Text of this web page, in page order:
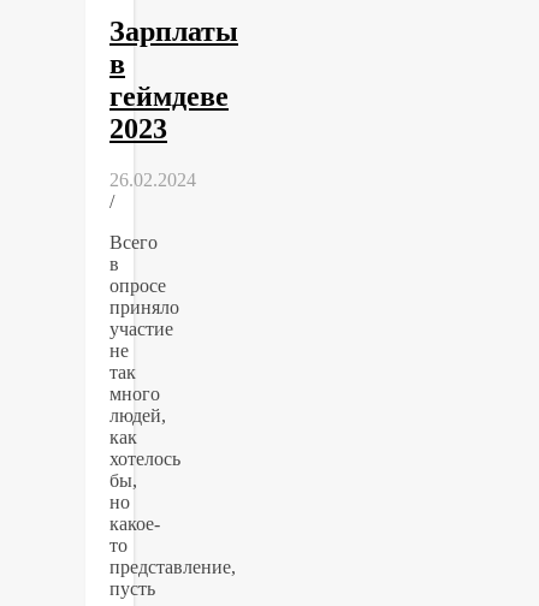
Зарплаты
в
геймдеве
2023
26.02.2024
/
Всего
в
опросе
приняло
участие
не
так
много
людей,
как
хотелось
бы,
но
какое-
то
представление,
пусть